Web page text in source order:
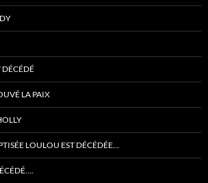
DÉCÉDÉ
LA PAIX
LOULOU EST DÉCÉDÉE…